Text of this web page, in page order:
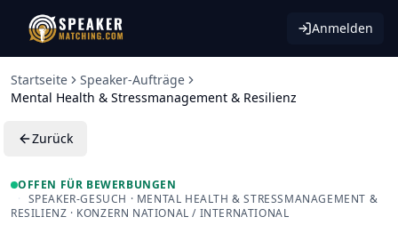
Anmelden
Startseite
Speaker-Aufträge
Mental Health & Stressmanagement & Resilienz
Zurück
OFFEN FÜR BEWERBUNGEN
· SPEAKER-GESUCH · MENTAL HEALTH & STRESSMANAGEMENT &
RESILIENZ · KONZERN NATIONAL / INTERNATIONAL